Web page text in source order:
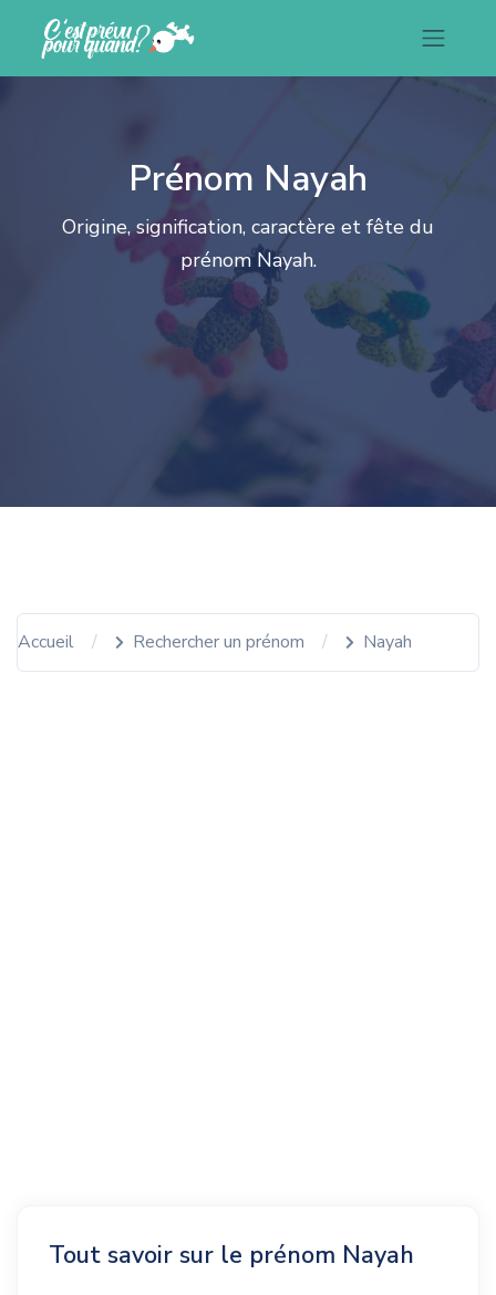
Prénom Nayah
Origine, signification, caractère et fête du
prénom Nayah.
Accueil Rechercher un prénom Nayah
Tout savoir sur le prénom Nayah